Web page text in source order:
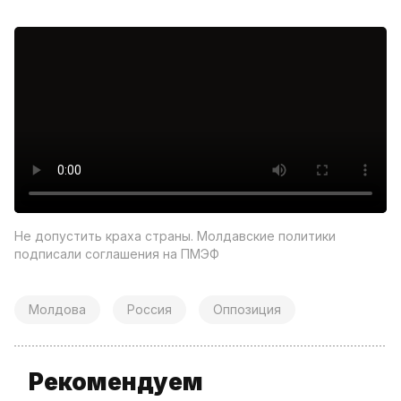
Не допустить краха страны. Молдавские политики
подписали соглашения на ПМЭФ
Молдова Россия Оппозиция
Рекомендуем